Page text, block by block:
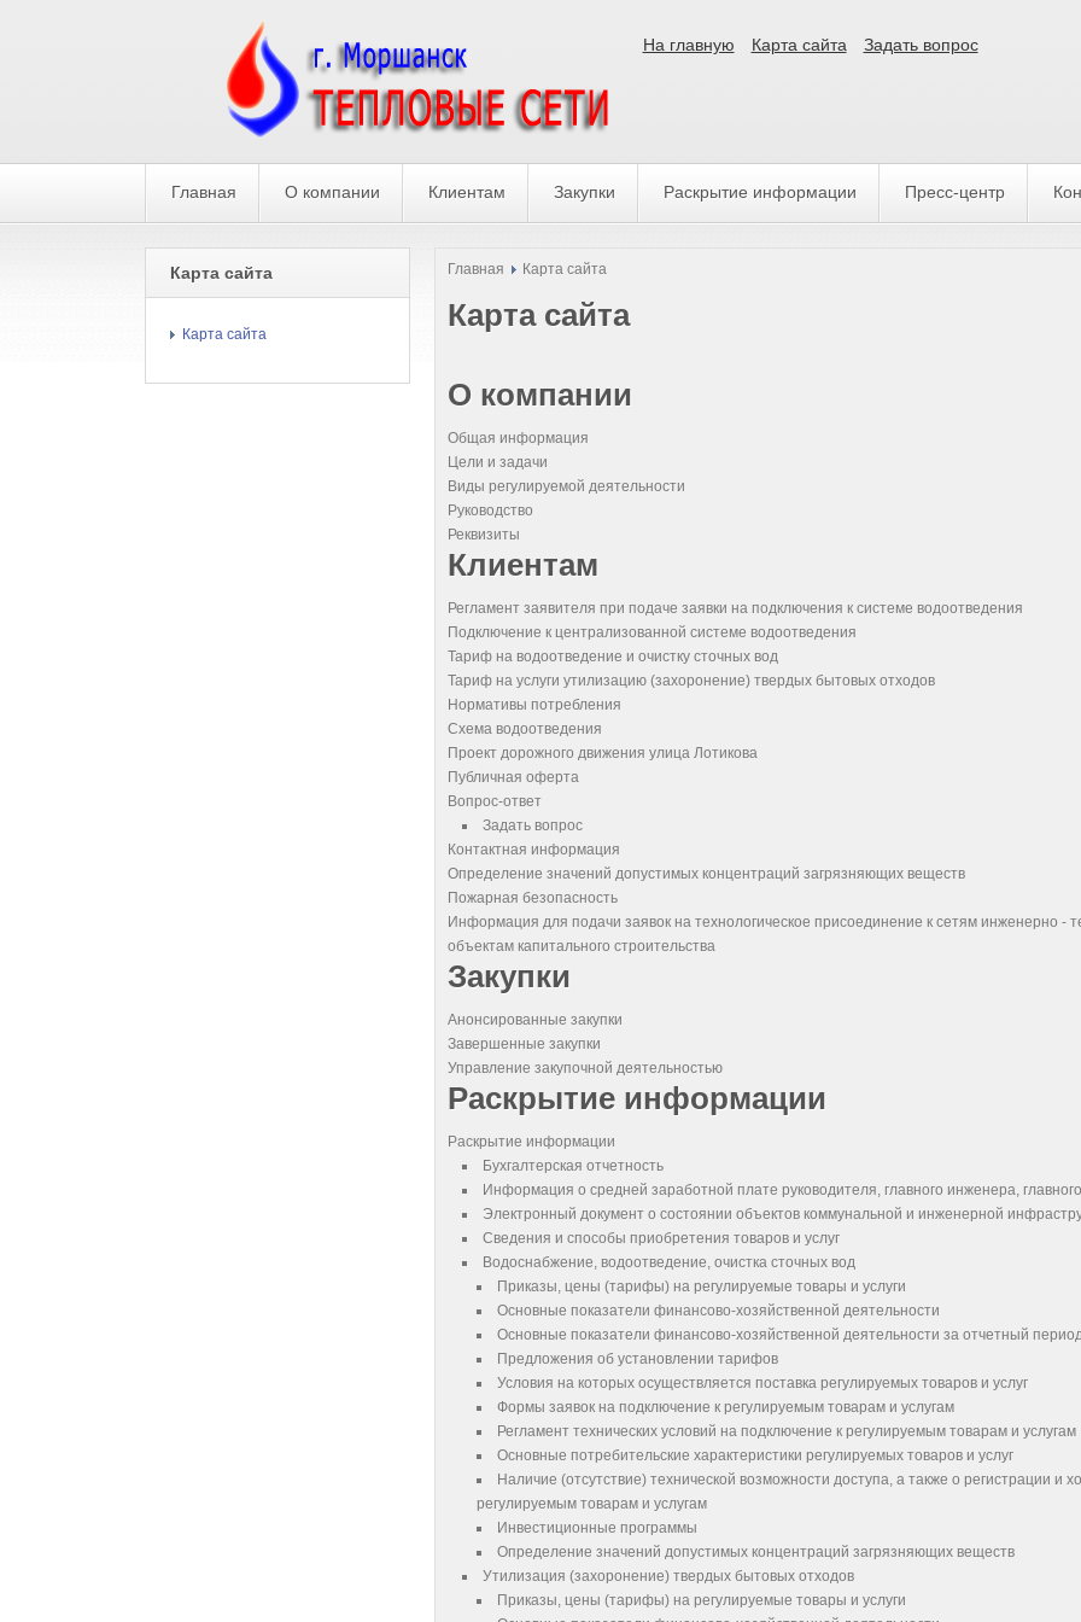
На главную Карта сайта Задать вопрос
Главная О компании Клиентам Закупки Раскрытие информации Пресс-центр
Карта сайта
Карта сайта
Главная Карта сайта
Карта сайта
О компании
Общая информация
Цели и задачи
Виды регулируемой деятельности
Руководство
Реквизиты
Клиентам
Регламент заявителя при подаче заявки на подключения к системе водоотведения
Подключение к централизованной системе водоотведения
Тариф на водоотведение и очистку сточных вод
Тариф на услуги утилизацию (захоронение) твердых бытовых отходов
Нормативы потребления
Схема водоотведения
Проект дорожного движения улица Лотикова
Публичная оферта
Вопрос-ответ
Задать вопрос
Контактная информация
Определение значений допустимых концентраций загрязняющих веществ
Пожарная безопасность
Информация для подачи заявок на технологическое присоединение к сетям инженерно -
объектам капитального строительства
Закупки
Анонсированные закупки
Завершенные закупки
Управление закупочной деятельностью
Раскрытие информации
Раскрытие информации
Бухгалтерская отчетность
Информация о средней заработной плате руководителя, главного инженера,
Электронный документ о состоянии объектов коммунальной и инженерной
Сведения и способы приобретения товаров и услуг
Водоснабжение, водоотведение, очистка сточных вод
Приказы, цены (тарифы) на регулируемые товары и услуги
Основные показатели финансово-хозяйственной деятельности
Основные показатели финансово-хозяйственной деятельности за отчетный
Предложения об установлении тарифов
Условия на которых осуществляется поставка регулируемых товаров и услуг
Формы заявок на подключение к регулируемым товарам и услугам
Регламент технических условий на подключение к регулируемым товарам и услугам
Основные потребительские характеристики регулируемых товаров и услуг
Наличие (отсутствие) технической возможности доступа, а также о регистрации и
регулируемым товарам и услугам
Инвестиционные программы
Определение значений допустимых концентраций загрязняющих веществ
Утилизация (захоронение) твердых бытовых отходов
Приказы, цены (тарифы) на регулируемые товары и услуги